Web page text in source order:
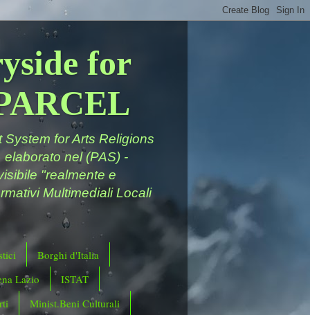
for
for Arts Religions
nel (PAS) -
"realmente e
Multimediali Locali
Borghi d'Italia
Lazio
ISTAT
Minist.Beni Culturali